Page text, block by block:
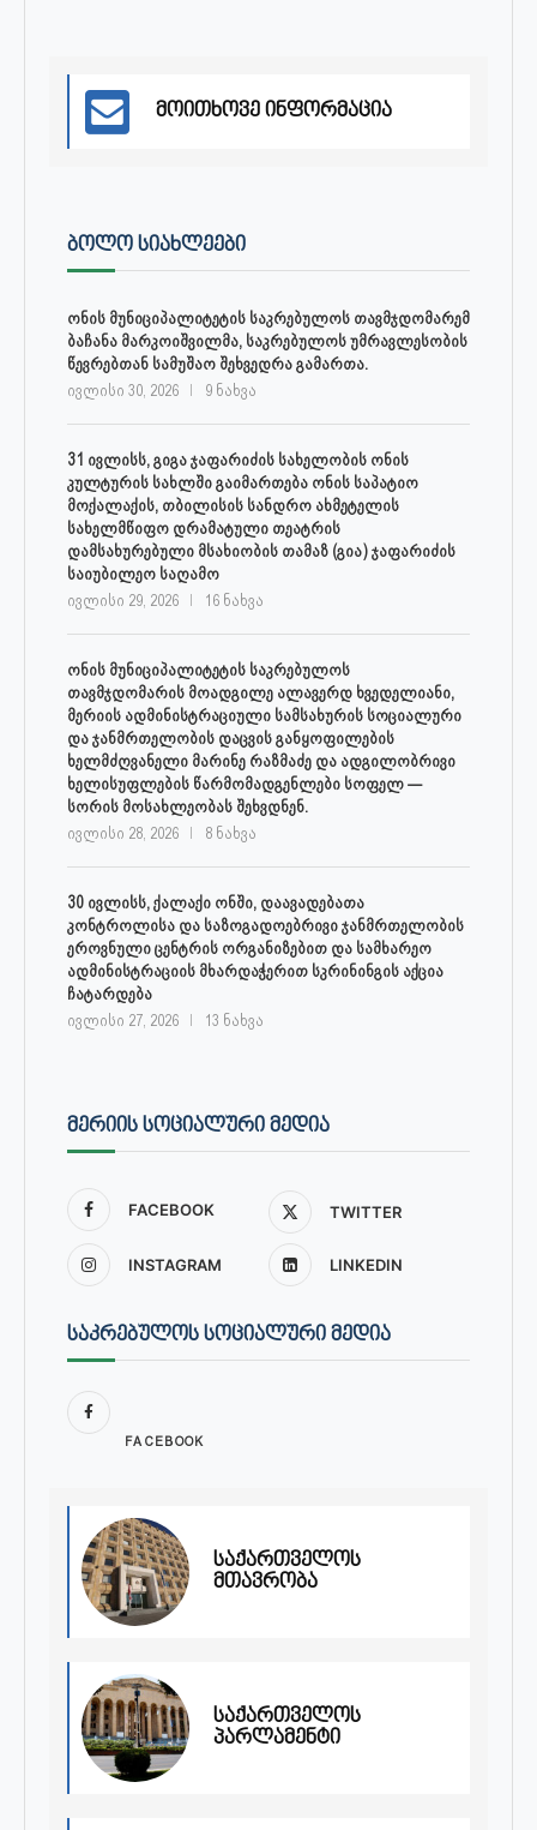
მოითხოვე ინფორმაცია
ᲑᲝᲚᲝ ᲡᲘᲐᲮᲚᲔᲔᲑᲘ
ონის მუნიციპალიტეტის საკრებულოს თავმჯდომარემ
ბაჩანა მარკოიშვილმა, საკრებულოს უმრავლესობის
წევრებთან სამუშაო შეხვედრა გამართა.
ივლისი 30, 2026 9 ნახვა
31 ივლისს, გიგა ჯაფარიძის სახელობის ონის
კულტურის სახლში გაიმართება ონის საპატიო
მოქალაქის, თბილისის სანდრო ახმეტელის
სახელმწიფო დრამატული თეატრის
დამსახურებული მსახიობის თამაზ (გია) ჯაფარიძის
საიუბილეო საღამო
ივლისი 29, 2026 16 ნახვა
ონის მუნიციპალიტეტის საკრებულოს
თავმჯდომარის მოადგილე ალავერდ ხვედელიანი,
მერიის ადმინისტრაციული სამსახურის სოციალური
და ჯანმრთელობის დაცვის განყოფილების
ხელმძღვანელი მარინე რაზმაძე და ადგილობრივი
ხელისუფლების წარმომადგენლები სოფელ —
სორის მოსახლეობას შეხვდნენ.
ივლისი 28, 2026 8 ნახვა
30 ივლისს, ქალაქი ონში, დაავადებათა
კონტროლისა და საზოგადოებრივი ჯანმრთელობის
ეროვნული ცენტრის ორგანიზებით და სამხარეო
ადმინისტრაციის მხარდაჭერით სკრინინგის აქცია
ჩატარდება
ივლისი 27, 2026 13 ნახვა
ᲛᲔᲠᲘᲘᲡ ᲡᲝᲪᲘᲐᲚᲣᲠᲘ ᲛᲔᲓᲘᲐ
FACEBOOK TWITTER
INSTAGRAM LINKEDIN
ᲡᲐᲙᲠᲔᲑᲣᲚᲝᲡ ᲡᲝᲪᲘᲐᲚᲣᲠᲘ ᲛᲔᲓᲘᲐ
FACEBOOK
საქართველოს
მთავრობა
საქართველოს
პარლამენტი